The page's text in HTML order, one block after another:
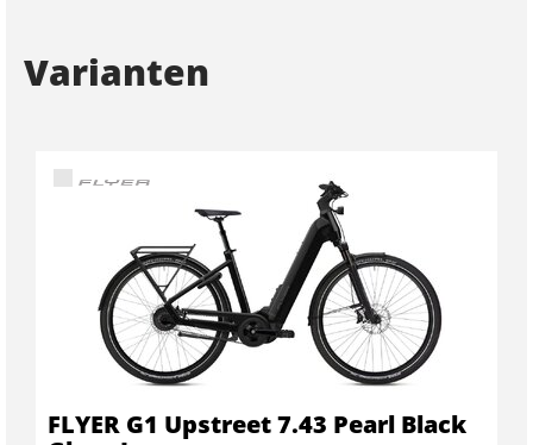
Varianten
FLYER G1 Upstreet 7.43 Pearl Black